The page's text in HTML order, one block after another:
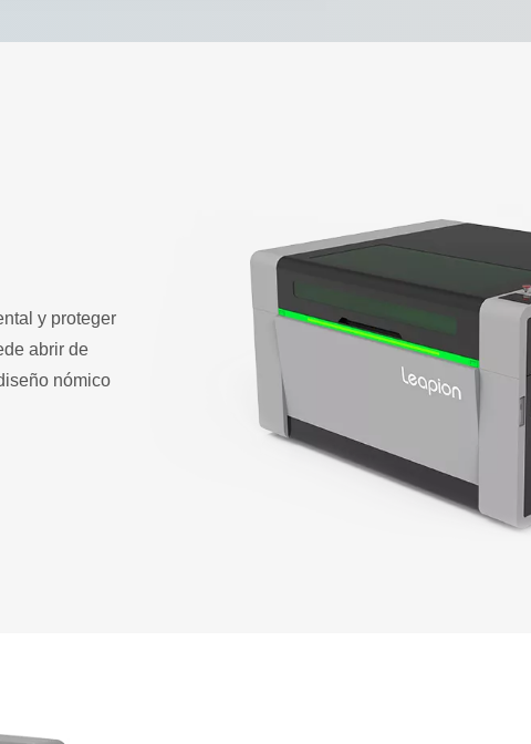
y proteger
abrir de
nómico